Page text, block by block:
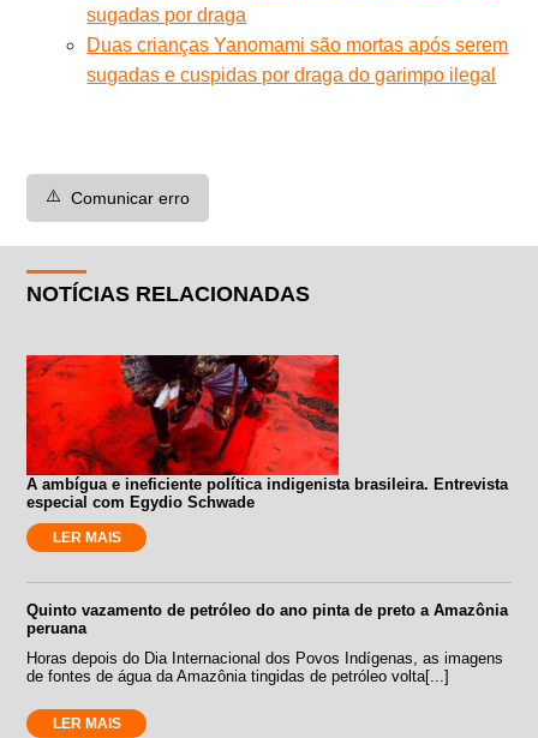
sugadas por draga
Duas crianças Yanomami são mortas após serem
sugadas e cuspidas por draga do garimpo ilegal
⚠️ Comunicar erro
NOTÍCIAS RELACIONADAS
A ambígua e ineficiente política indigenista brasileira. Entrevista
especial com Egydio Schwade
LER MAIS
Quinto vazamento de petróleo do ano pinta de preto a Amazônia
peruana
Horas depois do Dia Internacional dos Povos Indígenas, as imagens
de fontes de água da Amazônia tingidas de petróleo volta[...]
LER MAIS